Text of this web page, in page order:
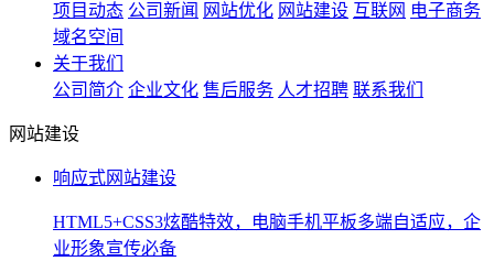
项目动态 公司新闻 网站优化 网站建设 互联网 电子商务
域名空间
关于我们
公司简介 企业文化 售后服务 人才招聘 联系我们
网站建设
响应式网站建设
HTML5+CSS3炫酷特效，电脑手机平板多端自适应，企
业形象宣传必备